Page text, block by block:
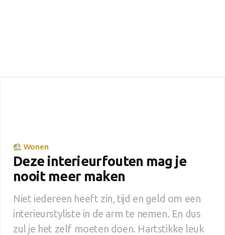
Wonen
Deze interieurfouten mag je
nooit meer maken
Niet iedereen heeft zin, tijd en geld om een
interieurstyliste in de arm te nemen. En dus
zul je het zelf moeten doen. Hartstikke leuk